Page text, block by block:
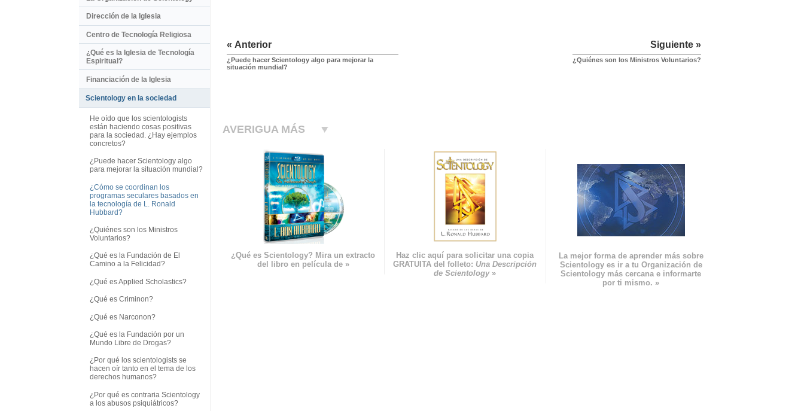
« Anterior
¿Puede hacer Scientology algo para mejorar la
situación mundial?
Siguiente »
¿Quiénes son los Ministros Voluntarios?
AVERIGUA MÁS
¿Qué es Scientology? Mira un extracto
del libro en película de »
Haz clic aquí para solicitar una copia
GRATUITA del folleto: Una Descripción
de Scientology»
La mejor forma de aprender más sobre
Scientology es ir a tu Organización de
Scientology más cercana e informarte
por ti mismo. »
Dirección de la Iglesia
Centro de Tecnología Religiosa
¿Qué es la Iglesia de Tecnología
Espiritual?
Financiación de la Iglesia
Scientology en la sociedad
He oído que los scientologists
están haciendo cosas positivas
para la sociedad. ¿Hay ejemplos
concretos?
¿Puede hacer Scientology algo
para mejorar la situación mundial?
¿Cómo se coordinan los
programas seculares basados en
la tecnología de L. Ronald
Hubbard?
¿Quiénes son los Ministros
Voluntarios?
¿Qué es la Fundación de El
Camino a la Felicidad?
¿Qué es Applied Scholastics?
¿Qué es Criminon?
¿Qué es Narconon?
¿Qué es la Fundación por un
Mundo Libre de Drogas?
¿Por qué los scientologists se
hacen oír tanto en el tema de los
derechos humanos?
¿Por qué es contraria Scientology
a los abusos psiquiátricos?